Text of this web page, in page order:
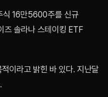
식 16만5600주를 신규
즈 솔라나 스테이킹 ETF
이라고 밝힌 바 있다. 지난달